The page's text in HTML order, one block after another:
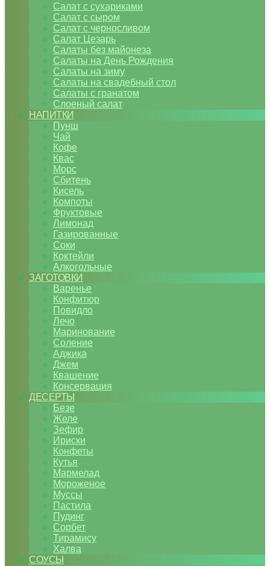
Салат с сухариками
Салат с сыром
Салат с черносливом
Салат Цезарь
Салаты без майонеза
Салаты на День Рождения
Салаты на зиму
Салаты на свадебный стол
Салаты с гранатом
Слоеный салат
НАПИТКИ
Пунш
Чай
Кофе
Квас
Морс
Сбитень
Кисель
Компоты
Фруктовые
Лимонад
Газированные
Соки
Коктейли
Алкогольные
ЗАГОТОВКИ
Варенье
Конфитюр
Повидло
Лечо
Маринование
Соление
Аджика
Джем
Квашение
Консервация
ДЕСЕРТЫ
Безе
Желе
Зефир
Ириски
Конфеты
Кутья
Мармелад
Мороженое
Муссы
Пастила
Пудинг
Сорбет
Тирамису
Халва
СОУСЫ